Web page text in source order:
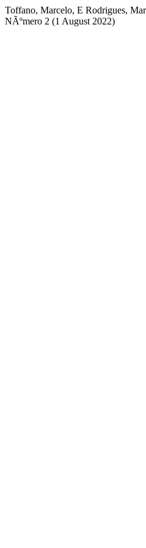
Toffano, Marcelo, E Rodrigues,
NÃºmero 2 (1 August 2022)